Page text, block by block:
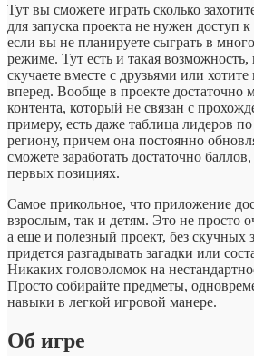
Тут вы сможете играть сколько
для запуска проекта не нужен доступ
если вы не планируете сыграть в
режиме. Тут есть и такая
скучаете вместе с друзьями или хотите
вперед. Вообще в проекте достаточно
контента, который не связан с
примеру, есть даже таблица лидеров
региону, причем она постоянно
сможете заработать достаточно
первых позициях.
Самое прикольное, что приложение
взрослым, так и детям. Это не просто
а еще и полезный проект, без скучных
придется разгадывать загадки или
Никаких головоломок на
Просто собирайте предметы,
навыки в легкой игровой манере.
Об игре